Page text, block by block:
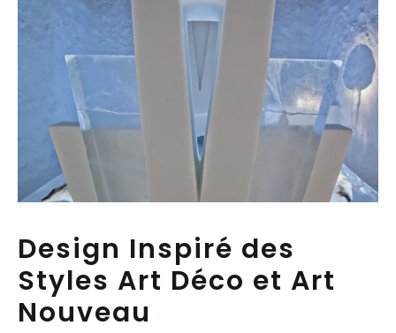
Design Inspiré des
Styles Art Déco et Art
Nouveau